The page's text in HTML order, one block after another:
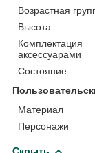
Возрастная
Высота
Комплектация
аксессуарами
Состояние
Материал
Персонажи
Скрыть